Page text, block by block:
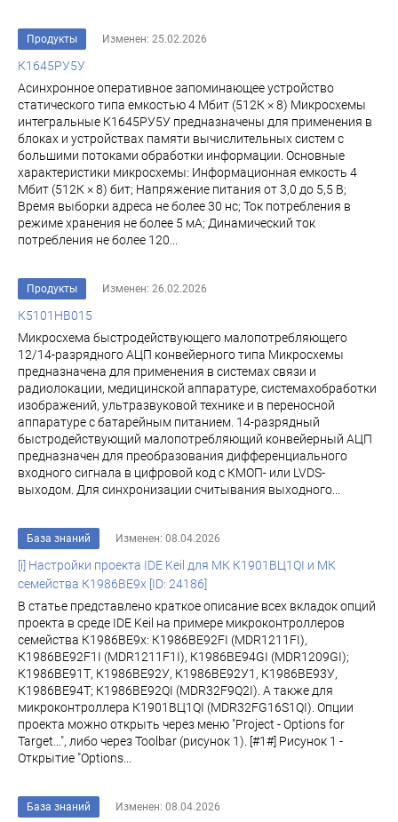
Продукты Изменен: 25.02.2026
К1645РУ5У
Асинхронное оперативное запоминающее устройство
статического типа емкостью 4 Мбит (512К × 8) Микросхемы
интегральные К1645РУ5У предназначены для применения в
блоках и устройствах памяти вычислительных систем с
большими потоками обработки информации. Основные
характеристики микросхемы: Информационная емкость 4
Мбит (512К × 8) бит; Напряжение питания от 3,0 до 5,5 В;
Время выборки адреса не более 30 нс; Ток потребления в
режиме хранения не более 5 мА; Динамический ток
потребления не более 120...
Продукты Изменен: 26.02.2026
К5101НВ015
Микросхема быстродействующего малопотребляющего
12/14-разрядного АЦП конвейерного типа Микросхемы
предназначена для применения в системах связи и
радиолокации, медицинской аппаратуре, системахобработки
изображений, ультразвуковой технике и в переносной
аппаратуре с батарейным питанием. 14-разрядный
быстродействующий малопотребляющий конвейерный АЦП
предназначен для преобразования дифференциального
входного сигнала в цифровой код с КМОП- или LVDS-
выходом. Для синхронизации считывания выходного...
База знаний Изменен: 08.04.2026
[i] Настройки проекта IDE Keil для МК К1901ВЦ1QI и МК
семейства К1986ВЕ9x [ID: 24186]
В статье представлено краткое описание всех вкладок опций
проекта в среде IDE Keil на примере микроконтроллеров
семейства К1986ВЕ9x: К1986ВЕ92FI (MDR1211FI),
К1986ВЕ92F1I (MDR1211F1I), К1986ВЕ94GI (MDR1209GI);
К1986ВЕ91Т, К1986ВЕ92У, К1986ВЕ92У1, К1986ВЕ93У,
К1986ВЕ94Т; К1986ВЕ92QI (MDR32F9Q2I). А также для
микроконтроллера К1901ВЦ1QI (MDR32FG16S1QI). Опции
проекта можно открыть через меню "Project - Options for
Target…", либо через Toolbar (рисунок 1). [#1#] Рисунок 1 -
Открытие "Options...
База знаний Изменен: 08.04.2026